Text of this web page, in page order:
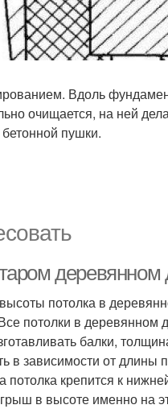
Вдоль
очищается, на ней
пушки.
потолка в
потолки в
балки,
в зависимости от длины
крепится к
в высоте именно на